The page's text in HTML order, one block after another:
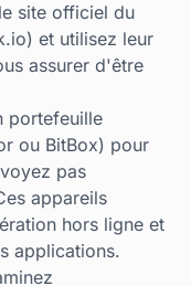
site officiel du
et utilisez leur
assurer d'être
portefeuille
ou BitBox) pour
pas
appareils
hors ligne et
applications.